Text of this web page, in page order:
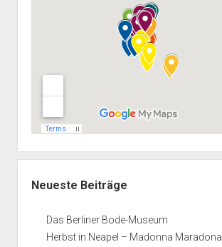
Neueste Beiträge
Das Berliner Bode-Museum
Herbst in Neapel – Madonna Maradona